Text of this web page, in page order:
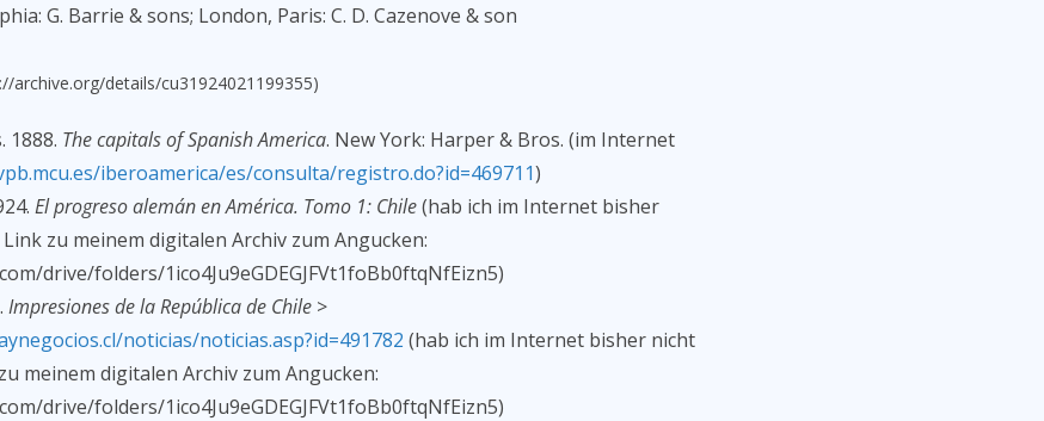
G. Barrie & sons; London, Paris: C. D. Cazenove & son
archive.org/details/cu31924021199355)
1888. The capitals of Spanish America. New York: Harper & Bros. (im Internet
iberoamerica/es/consulta/registro.do?id=469711)
El progreso alemán en América. Tomo 1: Chile(hab ich im Internet bisher
zu meinem digitalen Archiv zum Angucken:
drive/folders/1ico4Ju9eGDEGJFVt1foBb0ftqNfEizn5)
Impresiones de la República de Chile >
noticias/noticias.asp?id=491782 (hab ich im Internet bisher nicht
meinem digitalen Archiv zum Angucken:
drive/folders/1ico4Ju9eGDEGJFVt1foBb0ftqNfEizn5)